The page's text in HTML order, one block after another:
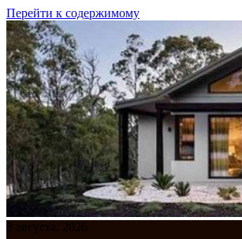
Перейти к содержимому
8 августа, 2026